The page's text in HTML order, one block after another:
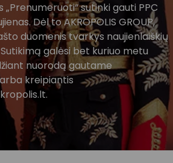
sutinki gauti PPC
Dėl to AKROPOLIS GROUP,
duomenis tvarkys naujienlaiškių
galėsi bet kuriuo metu
nuorodą gautame
kreipiantis